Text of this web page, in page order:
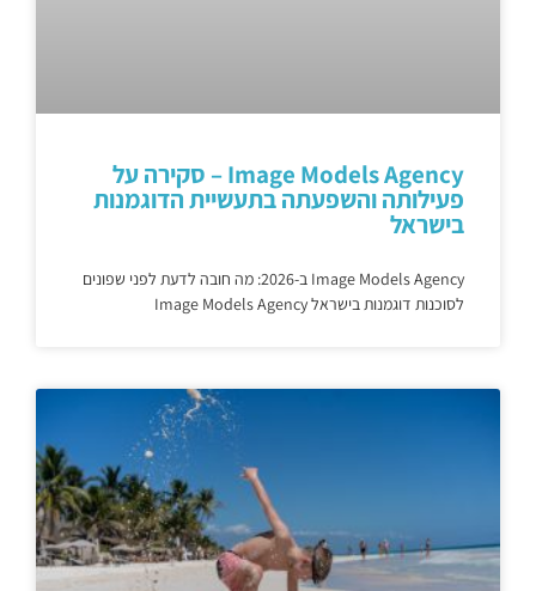
Image Models Agency – סקירה על
פעילותה והשפעתה בתעשיית הדוגמנות
בישראל
Image Models Agency ב-2026: מה חובה לדעת לפני שפונים
לסוכנות דוגמנות בישראל Image Models Agency